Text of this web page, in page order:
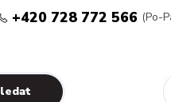
+420 728 772 566 (Po-